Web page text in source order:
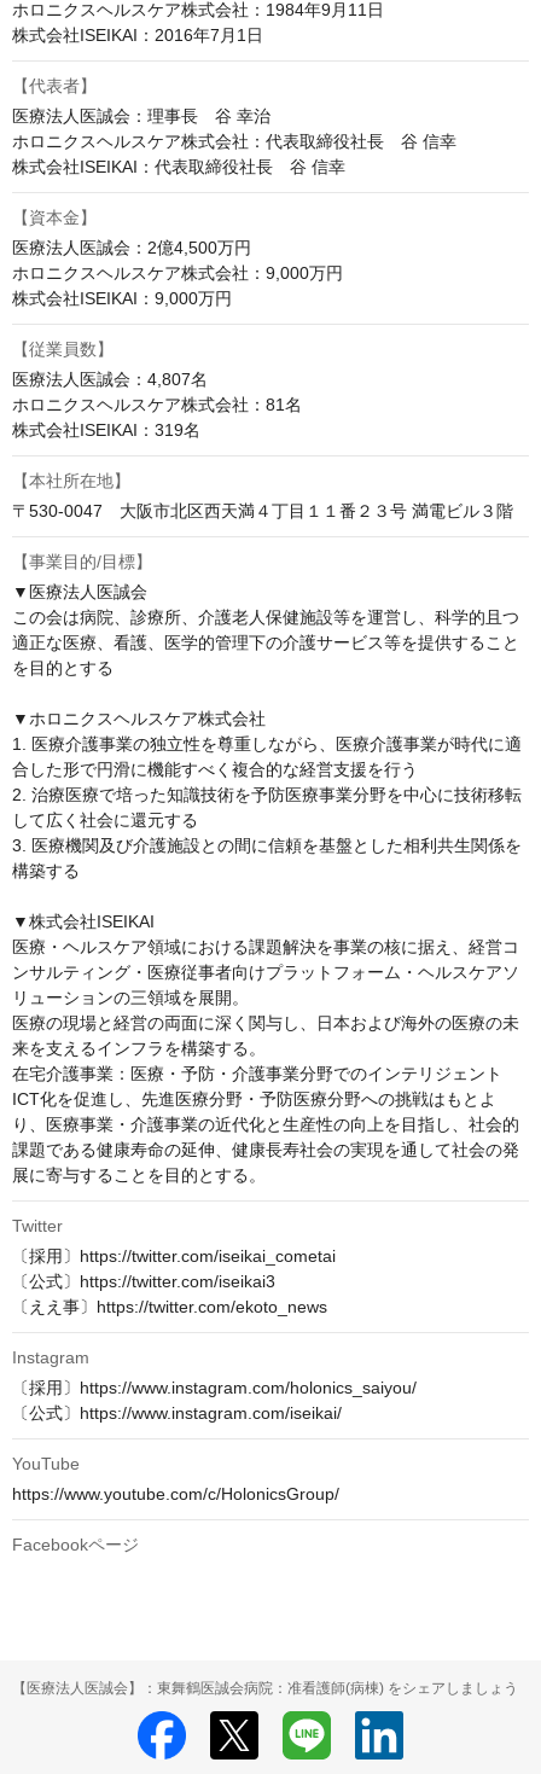
ホロニクスヘルスケア株式会社：1984年9月11日
株式会社ISEIKAI：2016年7月1日
【代表者】
医療法人医誠会：理事長　谷 幸治
ホロニクスヘルスケア株式会社：代表取締役社長　谷 信幸
株式会社ISEIKAI：代表取締役社長　谷 信幸
【資本金】
医療法人医誠会：2億4,500万円
ホロニクスヘルスケア株式会社：9,000万円
株式会社ISEIKAI：9,000万円
【従業員数】
医療法人医誠会：4,807名
ホロニクスヘルスケア株式会社：81名
株式会社ISEIKAI：319名
【本社所在地】
〒530-0047　大阪市北区西天満４丁目１１番２３号 満電ビル３階
【事業目的/目標】
▼医療法人医誠会
この会は病院、診療所、介護老人保健施設等を運営し、科学的且つ
適正な医療、看護、医学的管理下の介護サービス等を提供すること
を目的とする
▼ホロニクスヘルスケア株式会社
1. 医療介護事業の独立性を尊重しながら、医療介護事業が時代に適
合した形で円滑に機能すべく複合的な経営支援を行う
2. 治療医療で培った知識技術を予防医療事業分野を中心に技術移転
して広く社会に還元する
3. 医療機関及び介護施設との間に信頼を基盤とした相利共生関係を
構築する
▼株式会社ISEIKAI
医療・ヘルスケア領域における課題解決を事業の核に据え、経営コ
ンサルティング・医療従事者向けプラットフォーム・ヘルスケアソ
リューションの三領域を展開。
医療の現場と経営の両面に深く関与し、日本および海外の医療の未
来を支えるインフラを構築する。
在宅介護事業：医療・予防・介護事業分野でのインテリジェント
ICT化を促進し、先進医療分野・予防医療分野への挑戦はもとよ
り、医療事業・介護事業の近代化と生産性の向上を目指し、社会的
課題である健康寿命の延伸、健康長寿社会の実現を通して社会の発
展に寄与することを目的とする。
Twitter
〔採用〕https://twitter.com/iseikai_cometai
〔公式〕https://twitter.com/iseikai3
〔ええ事〕https://twitter.com/ekoto_news
Instagram
〔採用〕https://www.instagram.com/holonics_saiyou/
〔公式〕https://www.instagram.com/iseikai/
YouTube
https://www.youtube.com/c/HolonicsGroup/
Facebookページ
【医療法人医誠会】：東舞鶴医誠会病院：准看護師(病棟) をシェアしましょう